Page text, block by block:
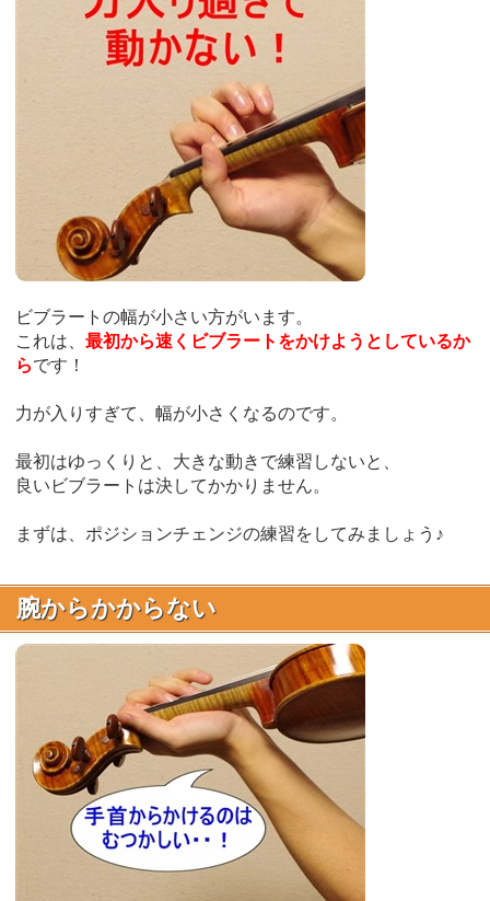
ビブラートの幅が小さい方がいます。
これは、 最初から速くビブラートをかけようとしているか
らです！
力が入りすぎて、幅が小さくなるのです。
最初はゆっくりと、大きな動きで練習しないと、
良いビブラートは決してかかりません。
まずは、ポジションチェンジの練習をしてみましょう♪
腕からかからない